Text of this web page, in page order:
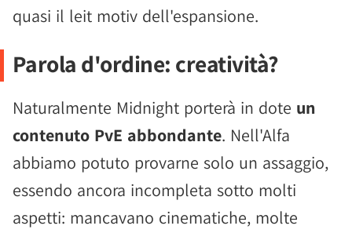
quasi il leit motiv dell'espansione.
Parola d'ordine: creatività?
Naturalmente Midnight porterà in dote un
contenuto PvE abbondante. Nell'Alfa
abbiamo potuto provarne solo un assaggio,
essendo ancora incompleta sotto molti
aspetti: mancavano cinematiche, molte